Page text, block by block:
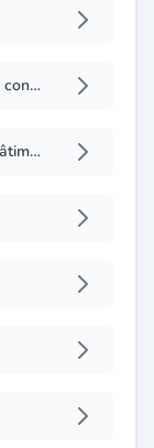
Marchands ambulants en matériaux de construction
Matières plastiques : produits pour le bâtiment (fabrication, gros)